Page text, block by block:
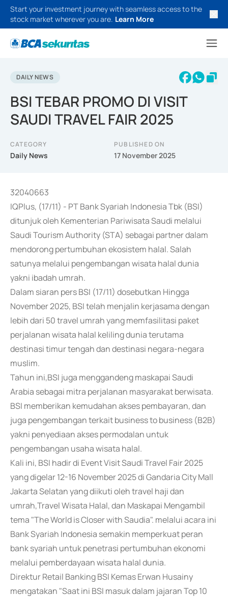
Start your investment journey with seamless access to the
stock market wherever you are. Learn More
DAILY NEWS
BSI TEBAR PROMO DI VISIT
SAUDI TRAVEL FAIR 2025
CATEGORY
Daily News
PUBLISHED ON
17 November 2025
32040663
IQPlus, (17/11) - PT Bank Syariah Indonesia Tbk (BSI)
ditunjuk oleh Kementerian Pariwisata Saudi melalui
Saudi Tourism Authority (STA) sebagai partner dalam
mendorong pertumbuhan ekosistem halal. Salah
satunya melalui pengembangan wisata halal dunia
yakni ibadah umrah.
Dalam siaran pers BSI (17/11) dosebutkan Hingga
November 2025, BSI telah menjalin kerjasama dengan
lebih dari 50 travel umrah yang memfasilitasi paket
perjalanan wisata halal keliling dunia terutama
destinasi timur tengah dan destinasi negara-negara
muslim.
Tahun ini,BSI juga menggandeng maskapai Saudi
Arabia sebagai mitra perjalanan masyarakat berwisata.
BSI memberikan kemudahan akses pembayaran, dan
juga pengembangan terkait business to business (B2B)
yakni penyediaan akses permodalan untuk
pengembangan usaha wisata halal.
Kali ini, BSI hadir di Event Visit Saudi Travel Fair 2025
yang digelar 12-16 November 2025 di Gandaria City Mall
Jakarta Selatan yang diikuti oleh travel haji dan
umrah,Travel Wisata Halal, dan Maskapai Mengambil
tema "The World is Closer with Saudia". melalui acara ini
Bank Syariah Indonesia semakin memperkuat peran
bank syariah untuk penetrasi pertumbuhan ekonomi
melalui pemberdayaan wisata halal dunia.
Direktur Retail Banking BSI Kemas Erwan Husainy
mengatakan "Saat ini BSI masuk dalam jajaran Top 10